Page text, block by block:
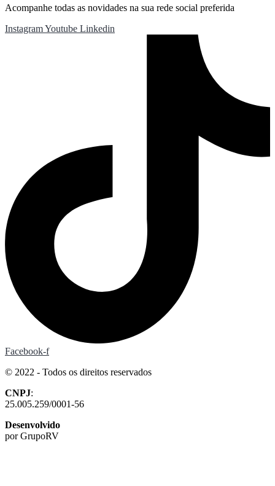
Acompanhe todas as novidades na sua rede social preferida
InstagramYoutube Linkedin
Facebook-f
© 2022 - Todos os direitos reservados
CNPJ:
25.005.259/0001-56
Desenvolvido
por GrupoRV